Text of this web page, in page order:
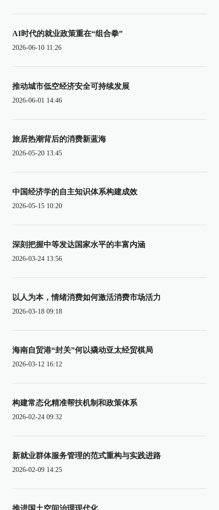
AI时代的就业政策重在“组合拳”
2026-06-10 11:26
推动城市低空经济安全可持续发展
2026-06-01 14:46
旅居热潮背后的消费新蓝海
2026-05-20 13:45
中国经济学的自主知识体系构建成效
2026-05-15 10:20
深刻把握中等发达国家水平的丰富内涵
2026-03-24 13:56
以人为本，情绪消费如何激活消费市场活力
2026-03-18 09:18
海南自贸港“封关”何以撬动亚太经贸棋局
2026-03-12 16:12
构建常态化精准帮扶机制和政策体系
2026-02-24 09:32
新就业群体服务管理的范式重构与实践进路
2026-02-09 14:25
推进国土空间治理现代化